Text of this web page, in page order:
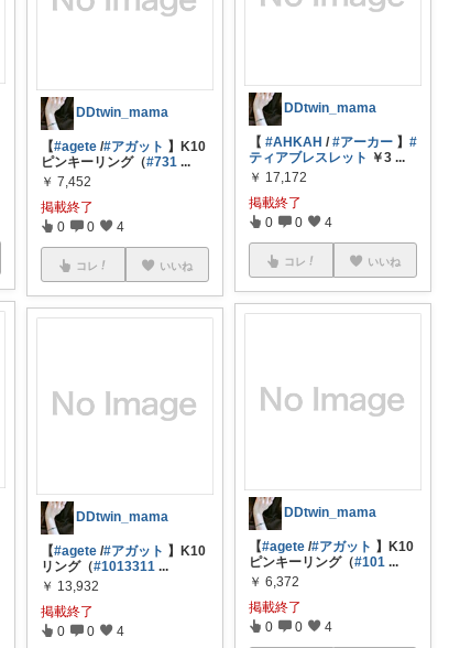
DDtwin_mama
【#agete /#アガット 】K10
ピンキーリング（#731 ...
￥ 7,452
掲載終了
0 0 4
コレ いいね
DDtwin_mama
【#agete /#アガット 】K10
リング（#1013311 ...
￥ 13,932
掲載終了
0 0 4
DDtwin_mama
【#AHKAH /#アーカー 】#
ティアブレスレット ￥3 ...
￥ 17,172
掲載終了
0 0 4
コレ いいね
DDtwin_mama
【#agete /#アガット 】K10
ピンキーリング（#101 ...
￥ 6,372
掲載終了
0 0 4